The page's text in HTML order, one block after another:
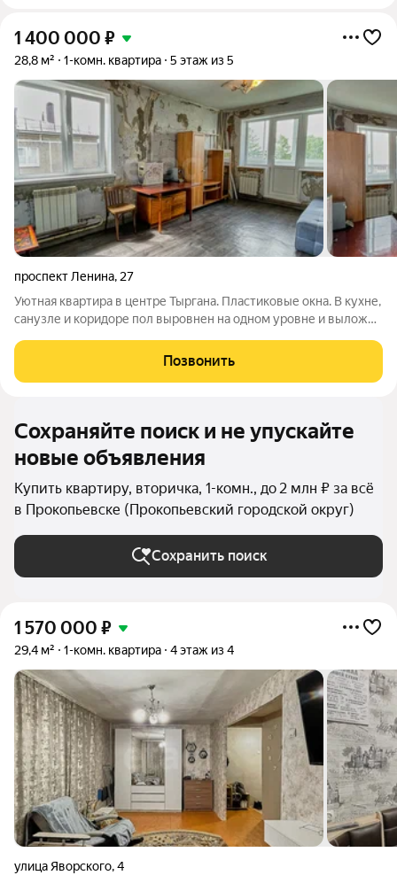
1 400 000 ₽
28,8 м² 1-комн. квартира 5 этаж из 5
проспект Ленина, 27
Уютная квартира в центре Тыргана. Пластиковые окна. В кухне,
санузле и коридоре пол выровнен на одном уровне и выложен
медные отопительные трубы. Новая проводка. Есть
остекленный балкон
Позвонить
Сохраняйте поиск и не упускайте
новые объявления
Купить квартиру, вторичка, 1-комн., до 2 млн ₽ за всё
в Прокопьевске (Прокопьевский городской округ)
Сохранить поиск
1 570 000 ₽
29,4 м² 1-комн. квартира 4 этаж из 4
улица Яворского,4